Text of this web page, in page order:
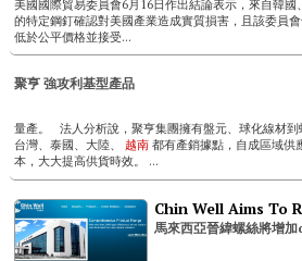
美國國際貿易委員會6月16日作出結論表示，來自韓國
的特定鋼釘確認對美國產業造成實質損害，且該委員
低於公平價格並接受...
聚亨 強攻利基型產品
量產。 法人分析說，聚亨集團擁有盤元、球化線材到
台灣、泰國、大陸、
越南都有產銷據點，自成區域供
本，大大提高供貨時效。 ...
馬來西亞晉緯螺絲將增